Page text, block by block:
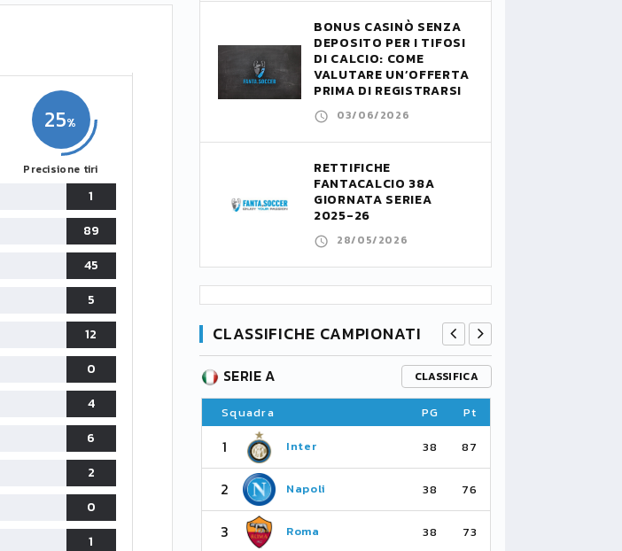
25
Precisione tiri
1
89
45
5
12
0
4
6
2
0
1
BONUS CASINÒ SENZA
DEPOSITO PER I TIFOSI
DI CALCIO: COME
VALUTARE UN’OFFERTA
PRIMA DI REGISTRARSI
03/06/2026
RETTIFICHE
FANTACALCIO 38A
GIORNATA SERIEA
2025-26
28/05/2026
CLASSIFICHE CAMPIONATI
38
38
SERIE A CLASSIFICA
Squadra PG Pt
1 Inter 38 87
2 Napoli 38 76
3 Roma 38 73